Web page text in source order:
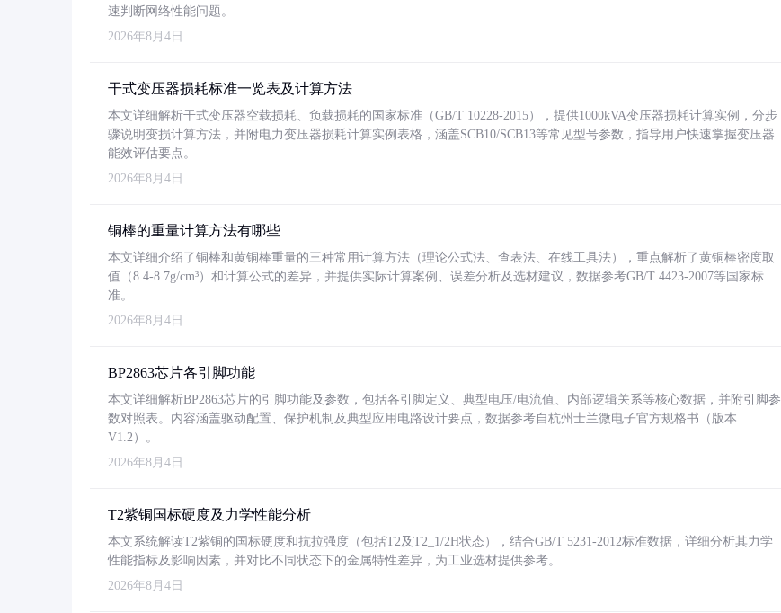
速判断网络性能问题。
2026年8月4日
干式变压器损耗标准一览表及计算方法
本文详细解析干式变压器空载损耗、负载损耗的国家标准（GB/T 10228-2015），提供1000kVA变压器损耗计算实例，分步
骤说明变损计算方法，并附电力变压器损耗计算实例表格，涵盖SCB10/SCB13等常见型号参数，指导用户快速掌握变压器
能效评估要点。
2026年8月4日
铜棒的重量计算方法有哪些
本文详细介绍了铜棒和黄铜棒重量的三种常用计算方法（理论公式法、查表法、在线工具法），重点解析了黄铜棒密度取
值（8.4-8.7g/cm³）和计算公式的差异，并提供实际计算案例、误差分析及选材建议，数据参考GB/T 4423-2007等国家标
准。
2026年8月4日
BP2863芯片各引脚功能
本文详细解析BP2863芯片的引脚功能及参数，包括各引脚定义、典型电压/电流值、内部逻辑关系等核心数据，并附引脚参
数对照表。内容涵盖驱动配置、保护机制及典型应用电路设计要点，数据参考自杭州士兰微电子官方规格书（版本
V1.2）。
2026年8月4日
T2紫铜国标硬度及力学性能分析
本文系统解读T2紫铜的国标硬度和抗拉强度（包括T2及T2_1/2H状态），结合GB/T 5231-2012标准数据，详细分析其力学
性能指标及影响因素，并对比不同状态下的金属特性差异，为工业选材提供参考。
2026年8月4日